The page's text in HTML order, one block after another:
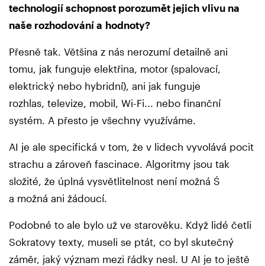
technologií schopnost porozumět jejich vlivu na
naše rozhodování a hodnoty?
Přesně tak. Většina z nás nerozumí detailně ani
tomu, jak funguje elektřina, motor (spalovací,
elektrický nebo hybridní), ani jak funguje
rozhlas, televize, mobil, Wi-Fi... nebo finanční
systém. A přesto je všechny využíváme.
AI je ale specifická v tom, že v lidech vyvolává pocit
strachu a zároveň fascinace. Algoritmy jsou tak
složité, že úplná vysvětlitelnost není možná Ś
a možná ani žádoucí.
Podobné to ale bylo už ve starověku. Když lidé četli
Sokratovy texty, museli se ptát, co byl skutečný
záměr, jaký význam mezi řádky nesl. U AI je to ještě